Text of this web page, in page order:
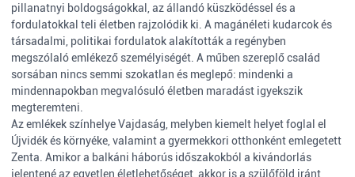
pillanatnyi boldogságokkal, az állandó küszködéssel és a
fordulatokkal teli életben rajzolódik ki. A magánéleti kudarcok és
társadalmi, politikai fordulatok alakították a regényben
megszólaló emlékező személyiségét. A műben szereplő család
sorsában nincs semmi szokatlan és meglepő: mindenki a
mindennapokban megvalósuló életben maradást igyekszik
megteremteni.
Az emlékek színhelye Vajdaság, melyben kiemelt helyet foglal el
Újvidék és környéke, valamint a gyermekkori otthonként emlegetett
Zenta. Amikor a balkáni háborús időszakokból a kivándorlás
jelentené az egyetlen életlehetőséget, akkor is a szülőföld iránt